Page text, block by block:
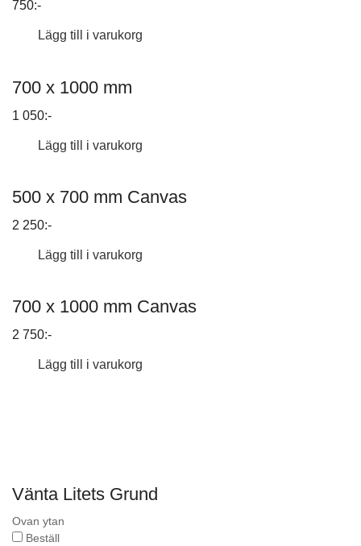
750:-
Lägg till i varukorg
700 x 1000 mm
1 050:-
Lägg till i varukorg
500 x 700 mm Canvas
2 250:-
Lägg till i varukorg
700 x 1000 mm Canvas
2 750:-
Lägg till i varukorg
Vänta Litets Grund
Ovan ytan
Beställ